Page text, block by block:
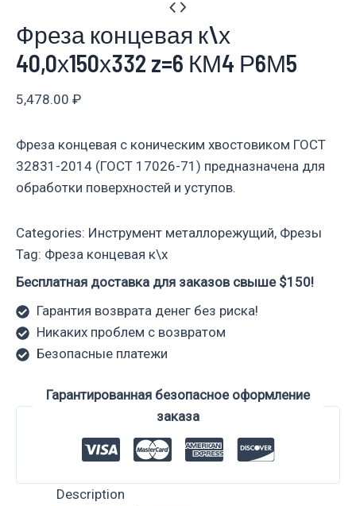
Фреза концевая к\х
40,0х150х332 z=6 КМ4 Р6М5
5,478.00 ₽
Фреза концевая с коническим хвостовиком ГОСТ
32831-2014 (ГОСТ 17026-71) предназначена для
обработки поверхностей и уступов.
Categories: Инструмент металлорежущий, Фрезы
Tag: Фреза концевая к\х
Бесплатная доставка для заказов свыше $150!
Гарантия возврата денег без риска!
Никаких проблем с возвратом
Безопасные платежи
Гарантированная безопасное оформление
заказа
Description